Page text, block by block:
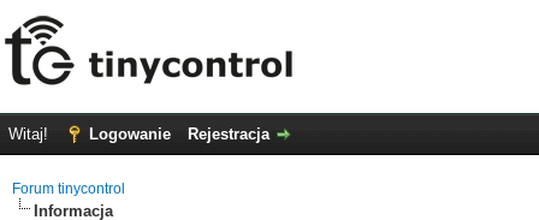
Witaj! Logowanie Rejestracja
Forum tinycontrol
Informacja